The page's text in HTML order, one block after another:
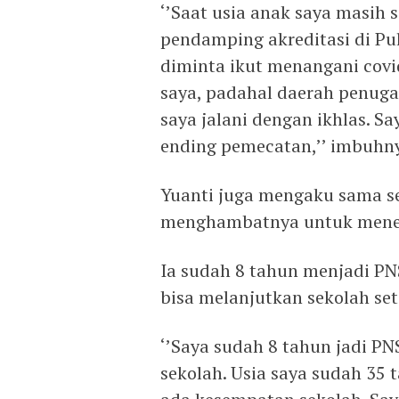
‘’Saat usia anak saya
pendamping akreditasi di
diminta ikut menangani
saya, padahal daerah
saya jalani dengan ikhlas.
ending pemecatan,’’
Yuanti juga mengaku sama
menghambatnya untuk
Ia sudah 8 tahun menjadi
bisa melanjutkan sekolah
‘’Saya sudah 8 tahun jadi
sekolah. Usia saya sudah